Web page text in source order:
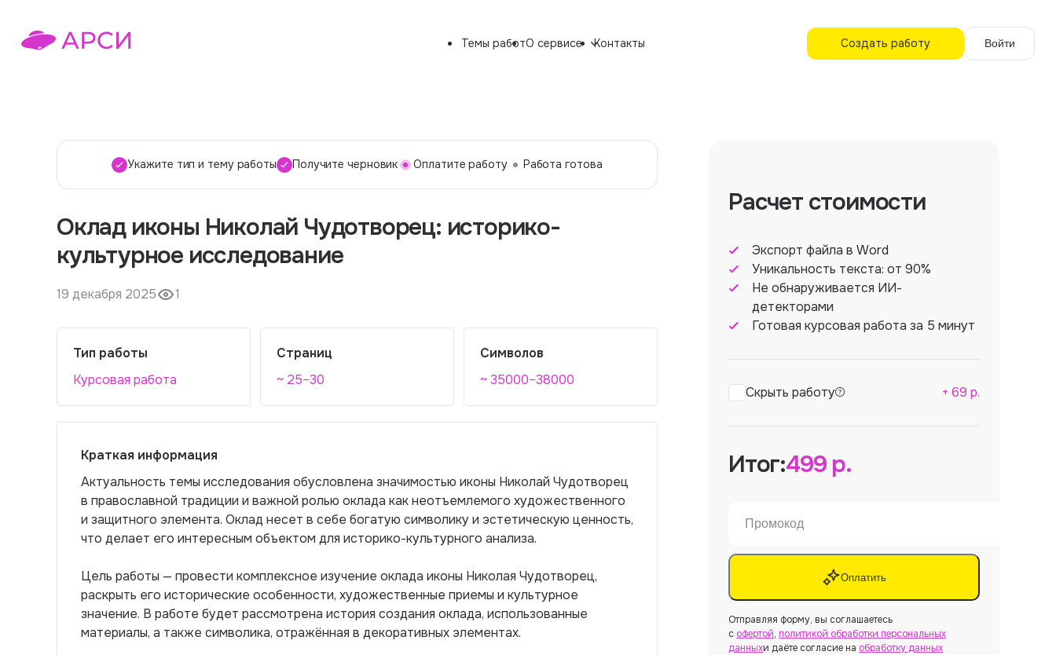
Темы работО сервисе Контакты Создать работу Войти
Укажите тип и тему работы Получите черновик Оплатите работу Работа готова
Оклад иконы Николай Чудотворец: историко-
культурное исследование
19 декабря 2025 1
Тип работы
Курсовая работа
Страниц
~ 25–30
Символов
~ 35000–38000
Краткая информация
Актуальность темы исследования обусловлена значимостью иконы Николай Чудотворец
в православной традиции и важной ролью оклада как неотъемлемого художественного
и защитного элемента. Оклад несет в себе богатую символику и эстетическую ценность,
что делает его интересным объектом для историко-культурного анализа.
Цель работы — провести комплексное изучение оклада иконы Николая Чудотворец,
раскрыть его исторические особенности, художественные приемы и культурное
значение. В работе будет рассмотрена история создания оклада, использованные
материалы, а также символика, отражённая в декоративных элементах.
Расчет стоимости
Экспорт файла в Word
Уникальность текста: от 90%
Не обнаруживается ИИ-
детекторами
Готовая курсовая работа за 5 минут
Скрыть работу + 69 р.
Итог:499р.
Оплатить
Отправляя форму, вы соглашаетесь
с офертой, политикой обработки персональных
данныхи даёте согласие на обработку данных